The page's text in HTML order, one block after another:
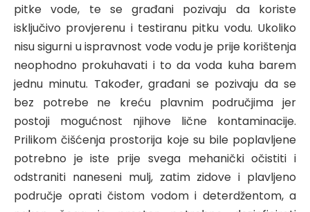
pitke vode, te se građani pozivaju da koriste
isključivo provjerenu i testiranu pitku vodu. Ukoliko
nisu sigurni u ispravnost vode vodu je prije korištenja
neophodno prokuhavati i to da voda kuha barem
jednu minutu. Također, građani se pozivaju da se
bez potrebe ne kreću plavnim područjima jer
postoji mogućnost njihove lične kontaminacije.
Prilikom čišćenja prostorija koje su bile poplavljene
potrebno je iste prije svega mehanički očistiti i
odstraniti naneseni mulj, zatim zidove i plavljeno
područje oprati čistom vodom i deterdžentom, a